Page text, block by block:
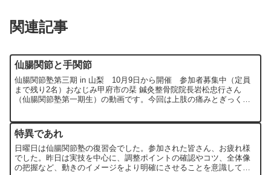
関連記事
仙腸関節と手関節
仙腸関節塾第三期 in 山梨 10月9日から開催 参加者募集中（定員
まで残り2名）おなじみ甲府市の栞 鍼灸整骨院院長岩松忠行さん
（仙腸関節塾第一期生）の動画です。今回は上肢の痛みとぎっくり
特異であれ
日曜日は仙腸関節塾の復習会でした。参加された皆さん、お疲れ様
でした。昨日は実技を中心に、調整ポイントの確認やコツ、全体像
の把握など、動きのイメージをより明確にさせることを意識して復